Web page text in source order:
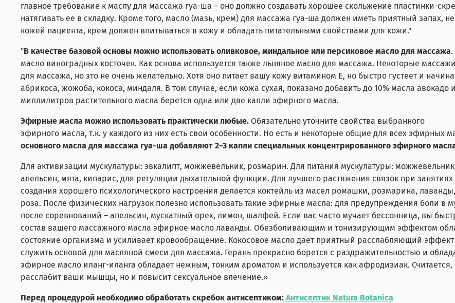
главное требование к маслу для массажа гуа-ша – оно должно создавать хорошее скольжение пластинки-
натягивать ее в складку. Кроме того, масло (мазь, крем) для массажа гуа-ша должен иметь приятный запах,
кожей пациента, крем должен впитываться в кожу и обладать питательными свойствами для кожи."
"В качестве базовой основы можно использовать оливковое, миндальное или персиковое масло для массажа
масло виноградных косточек. Как основа используется также льняное масло для массажа. Некоторые
для массажа, но это не очень желательно. Хотя оно питает вашу кожу витамином Е, но быстро густеет и
абрикоса, жожоба, кокоса, миндаля. В том случае, если кожа сухая, показано добавить до 10% масла
миллилитров растительного масла берется одна или две капли эфирного масла.
Эфирные масла можно использовать практически любые. Обязательно уточните свойства выбранного
эфирного масла, т.к. у каждого из них есть свои особенности. Но есть и некоторые общие для всех эфирных
основного масла для массажа гуа-ша добавляют 2–3 капли специальных концентрированного эфирного
Для активизации мускулатуры: эвкалипт, можжевельник, розмарин. Для питания мускулатуры:
апельсин, мята, кипарис, для регуляции дыхательной функции. Для лучшего растяжения связок при
создания хорошего психологического настроения делается коктейль из масел ромашки, розмарина,
роза. После физических нагрузок полезно использовать такие эфирные масла: для предупреждения боли в
после соревнований – апельсин, мускатный орех, лимон, шалфей. Если вас часто мучает бессонница, вы
состав вашего массажного масла эфирное масло лаванды. Обезболивающим и тонизирующим эффектом
состояние организма и усиливает кровообращение. Кокосовое масло дает приятный расслабляющий
служить основой для масляной смеси для массажа. Герань прекрасно борется с раздражительностью и
эфирное масло иланг-иланга обладает нежным, тонким ароматом и используется как афродизиак.
расслабит ваши мышцы, но и повысит сексуальное влечение.»
Перед процедурой необходимо обработать скребок антисептиком: Антисептик Natura Botanica